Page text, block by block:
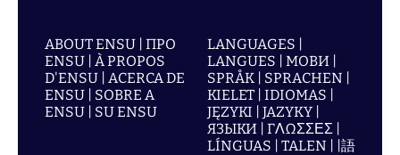
ABOUT ENSU | ПРО
ENSU | À PROPOS
D'ENSU | ACERCA DE
ENSU | SOBRE A
ENSU | SU ENSU
LANGUAGES |
LANGUES | МОВИ |
SPRÅK | SPRACHEN |
KIELET | IDIOMAS |
JĘZYKI | JAZYKY |
ЯЗЫКИ | ΓΛΩΣΣΕΣ |
LÍNGUAS | TALEN | |語